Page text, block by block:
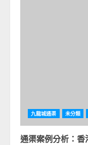
九龍城通渠 未分類
通渠案例分析：香